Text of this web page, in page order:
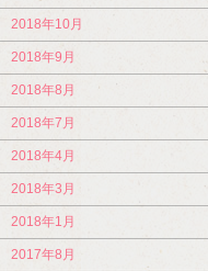
2018年10月
2018年9月
2018年8月
2018年7月
2018年4月
2018年3月
2018年1月
2017年8月